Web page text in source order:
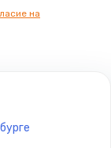
на